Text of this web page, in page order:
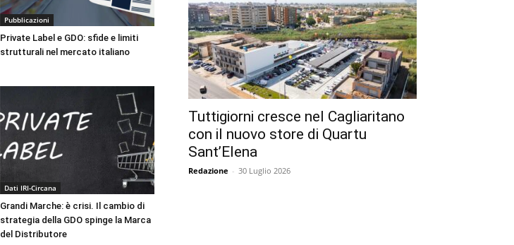
Pubblicazioni
Private Label e GDO: sfide e limiti
strutturali nel mercato italiano
Dati IRI-Circana
Grandi Marche: è crisi. Il cambio di
strategia della GDO spinge la Marca
del Distributore
Tuttigiorni cresce nel Cagliaritano
con il nuovo store di Quartu
Sant’Elena
Redazione - 30 Luglio 2026